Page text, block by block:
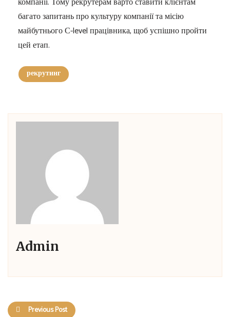
багато запитань про культуру компанії та місію
майбутнього С-level працівника, щоб успішно пройти
цей етап.
рекрутинг
Admin
Previous Post